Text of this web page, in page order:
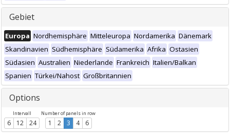
Gebiet
Europa Nordhemisphäre Mitteleuropa Nordamerika Dänemark
Skandinavien Südhemisphäre Südamerika Afrika Ostasien
Südasien Australien Niederlande Frankreich Italien/Balkan
Spanien Türkei/Nahost Großbritannien
Options
Intervall
6 12 24
Number of panels in row
1 2 3 4 6